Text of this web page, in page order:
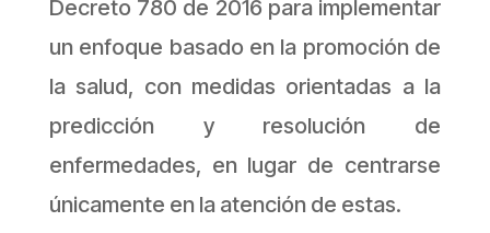
Decreto 780 de 2016 para implementar
un enfoque basado en la promoción de
la salud, con medidas orientadas a la
predicción y resolución de
enfermedades, en lugar de centrarse
únicamente en la atención de estas.